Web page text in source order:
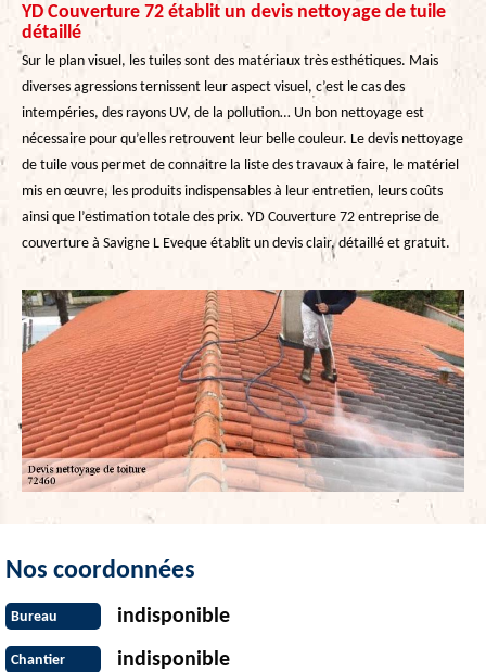
YD Couverture 72 établit un devis nettoyage de tuile
détaillé
Sur le plan visuel, les tuiles sont des matériaux très esthétiques. Mais
diverses agressions ternissent leur aspect visuel, c’est le cas des
intempéries, des rayons UV, de la pollution… Un bon nettoyage est
nécessaire pour qu’elles retrouvent leur belle couleur. Le devis nettoyage
de tuile vous permet de connaitre la liste des travaux à faire, le matériel
mis en œuvre, les produits indispensables à leur entretien, leurs coûts
ainsi que l’estimation totale des prix. YD Couverture 72 entreprise de
couverture à Savigne L Eveque établit un devis clair, détaillé et gratuit.
Nos coordonnées
Bureau indisponible
Chantier indisponible